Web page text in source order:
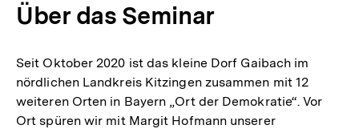
Über das Seminar
Seit Oktober 2020 ist das kleine Dorf Gaibach im
nördlichen Landkreis Kitzingen zusammen mit 12
weiteren Orten in Bayern „Ort der Demokratie“. Vor
Ort spüren wir mit Margit Hofmann unserer